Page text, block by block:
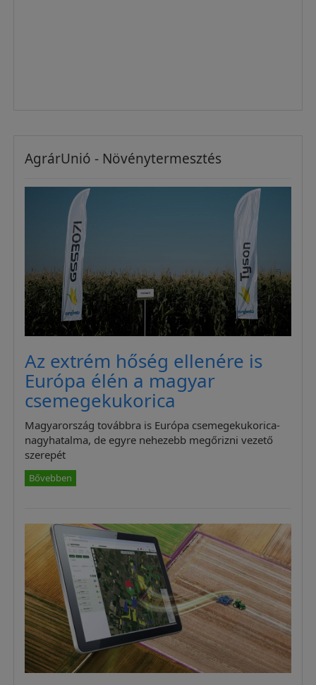
AgrárUnió - Növénytermesztés
Az extrém hőség ellenére is
Európa élén a magyar
csemegekukorica
Magyarország továbbra is Európa csemegekukorica-
nagyhatalma, de egyre nehezebb megőrizni vezető
szerepét
Bővebben